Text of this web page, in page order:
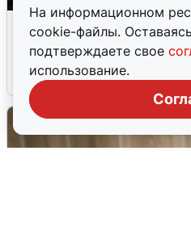
На информационном
cookie-файлы.
подтверждаете свое
использование.
Ночью в Самарской
сирены
8 августа 0